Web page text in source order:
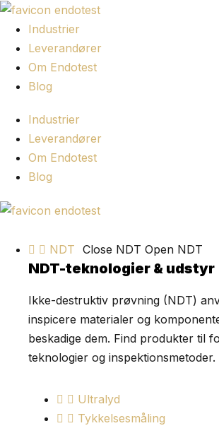
Spring
indhold
Industrier
Leverandører
Om Endotest
Blog
Industrier
Leverandører
Om Endotest
Blog
NDT Close NDT Open NDT
NDT-teknologier & udstyr
Ikke-destruktiv prøvning (NDT)
inspicere materialer og
beskadige dem. Find produkter til
teknologier og inspektionsmetoder.
Ultralyd
Tykkelsesmåling